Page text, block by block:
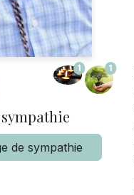
1 1
de sympathie